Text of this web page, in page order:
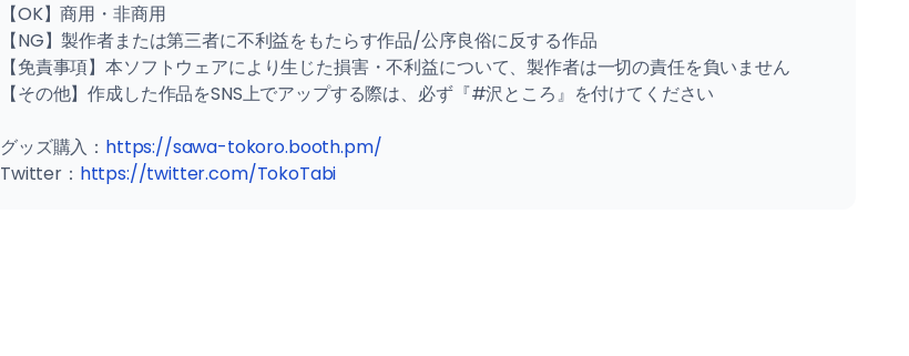
【OK】商用・非商用
【NG】製作者または第三者に不利益をもたらす作品/公序良俗に反する作品
【免責事項】本ソフトウェアにより生じた損害・不利益について、製作者は一切の責任を負いません
【その他】作成した作品をSNS上でアップする際は、必ず『#沢ところ』を付けてください
グッズ購入： https://sawa-tokoro.booth.pm/
Twitter： https://twitter.com/TokoTabi